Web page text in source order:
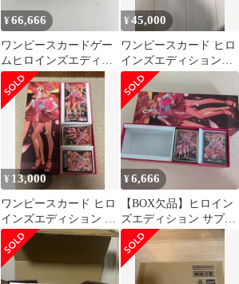
¥66,666
ワンピースカードゲー
ムヒロインズエディシ
ョン スペシャルセット
¥45,000
ワンピースカード ヒロ
インズエディションス
ペシャルセット
¥ 13,000
ワンピースカード ヒロ
インズエディション ス
ペシャルセット
¥6,666
【BOX欠品】ヒロイン
ズエディション サプラ
イのみ